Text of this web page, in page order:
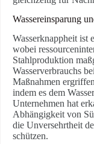
Wassereinsparung
Wasserknappheit ist
wobei
Stahlproduktion
Wasserverbrauchs
Maßnahmen
indem es dem
Unternehmen hat
Abhängigkeit von
die Unversehrtheit
schützen.